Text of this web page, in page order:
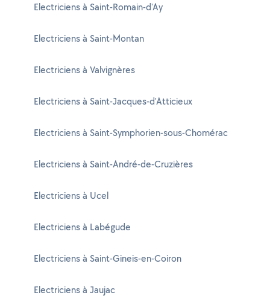
Electriciens à Saint-Romain-d'Ay
Electriciens à Saint-Montan
Electriciens à Valvignères
Electriciens à Saint-Jacques-d'Atticieux
Electriciens à Saint-Symphorien-sous-Chomérac
Electriciens à Saint-André-de-Cruzières
Electriciens à Ucel
Electriciens à Labégude
Electriciens à Saint-Gineis-en-Coiron
Electriciens à Jaujac